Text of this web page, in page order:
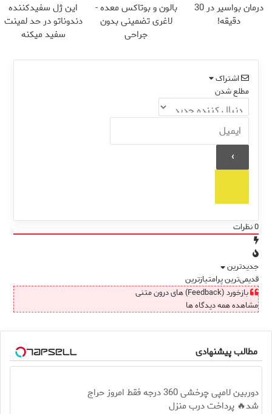
درمان بواسیر در 30
دقیقه!
بالون و بوتاکس معده -
لاغری تضمینی بدون
جراحی
این ژل سفیدکننده
دندوناتو در حد لمینت
سفید میکنه
اشتراک
مطلع شدن
0نظرات
جدیدترین
قدیمی‌ترینپرامتیازترین
بازخورد (Feedback) های درون متنی
مشاهده همه دیدگاه ها
مطالب پیشنهادی
دوربین لامپی چرخشی 360 درجه فقط امروز حراج
شد🔥 پرداخت درب منزل